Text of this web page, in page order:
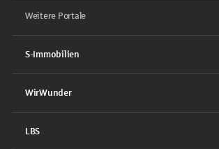
Weitere Portale
S-Immobilien
WirWunder
LBS